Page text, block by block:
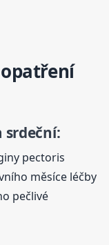
srdeční:
pectoris
měsíce léčby
pečlivé